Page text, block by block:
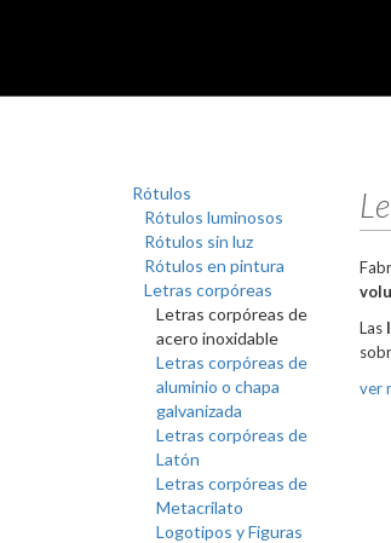
Rótulos
Rótulos luminosos
Rótulos sin luz
Rótulos en pintura
Letras corpóreas
Letras corpóreas de
acero inoxidable
Letras corpóreas de
aluminio o chapa
galvanizada
Letras corpóreas de
Latón
Letras corpóreas de
Metacrilato
Logotipos y Figuras
Las
ver